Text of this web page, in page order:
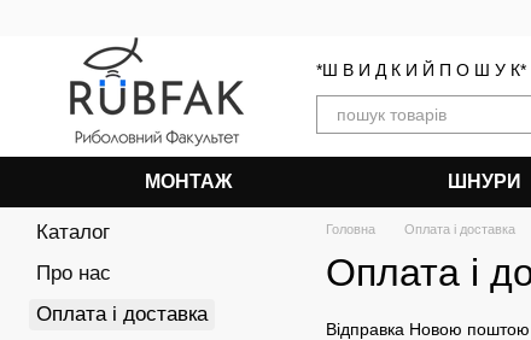
*Ш В И Д К И Й П О Ш У К*
МОНТАЖ ШНУРИ
Головна Оплата і доставка
Оплата і
Відправка Новою
Каталог
Про нас
Оплата і доставка